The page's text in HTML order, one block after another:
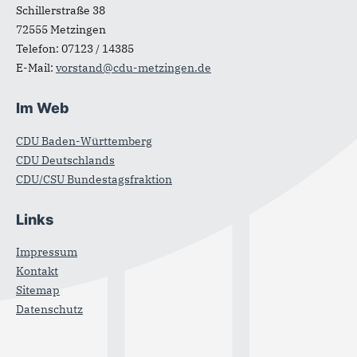
Schillerstraße 38
72555Metzingen
Telefon: 07123 / 14385
E-Mail: vorstand@cdu-metzingen.de
Im Web
CDU Baden-Württemberg
CDU Deutschlands
CDU/CSU Bundestagsfraktion
Links
Impressum
Kontakt
Sitemap
Datenschutz